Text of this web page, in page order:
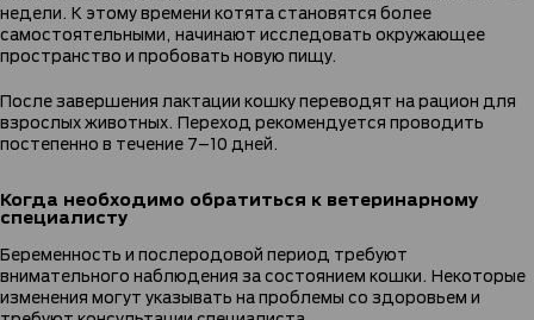
недели. К этому времени котята становятся более
самостоятельными, начинают исследовать окружающее
пространство и пробовать новую пищу.
После завершения лактации кошку переводят на рацион для
взрослых животных. Переход рекомендуется проводить
постепенно в течение 7–10 дней.
Когда необходимо обратиться к ветеринарному
специалисту
Беременность и послеродовой период требуют
внимательного наблюдения за состоянием кошки. Некоторые
изменения могут указывать на проблемы со здоровьем и